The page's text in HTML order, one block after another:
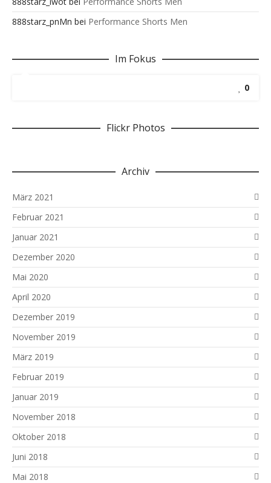
888starz_pnMn bei Performance Shorts Men
Im Fokus
0
Flickr Photos
Archiv
März 2021
Februar 2021
Januar 2021
Dezember 2020
Mai 2020
April 2020
Dezember 2019
November 2019
März 2019
Februar 2019
Januar 2019
November 2018
Oktober 2018
Juni 2018
Mai 2018